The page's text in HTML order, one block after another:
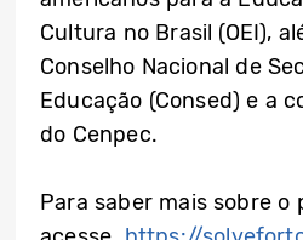
Cultura no Brasil (OEI),
Conselho Nacional de
Educação (Consed) e a
do Cenpec.
Para saber mais sobre o